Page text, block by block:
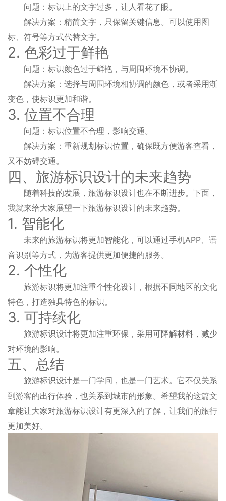
问题：标识上的文字过多，让人看花了眼。
解决方案：精简文字，只保留关键信息。可以使用图
标、符号等方式代替文字。
2. 色彩过于鲜艳
问题：标识颜色过于鲜艳，与周围环境不协调。
解决方案：选择与周围环境相协调的颜色，或者采用渐
变色，使标识更加和谐。
3. 位置不合理
问题：标识位置不合理，影响交通。
解决方案：重新规划标识位置，确保既方便游客查看，
又不妨碍交通。
四、旅游标识设计的未来趋势
随着科技的发展，旅游标识设计也在不断进步。下面，
我就来给大家展望一下旅游标识设计的未来趋势。
1. 智能化
未来的旅游标识将更加智能化，可以通过手机APP、语
音识别等方式，为游客提供更加便捷的服务。
2. 个性化
旅游标识将更加注重个性化设计，根据不同地区的文化
特色，打造独具特色的标识。
3. 可持续化
旅游标识设计将更加注重环保，采用可降解材料，减少
对环境的影响。
五、总结
旅游标识设计是一门学问，也是一门艺术。它不仅关系
到游客的出行体验，也关系到城市的形象。希望我的这篇文
章能让大家对旅游标识设计有更深入的了解，让我们的旅行
更加美好。